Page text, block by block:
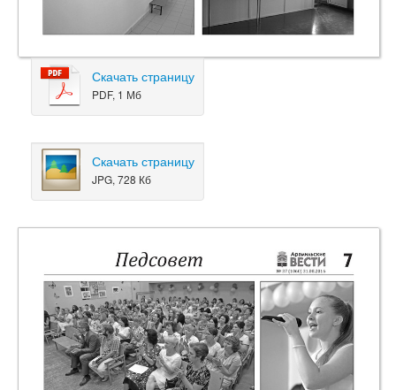
Скачать страницу
PDF, 1 Мб
Скачать страницу
JPG, 728 Кб